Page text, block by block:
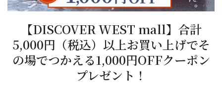
【DISCOVER WEST mall】合計
5,000円（税込）以上お買い上げでそ
の場でつかえる1,000円OFFクーポン
プレゼント！